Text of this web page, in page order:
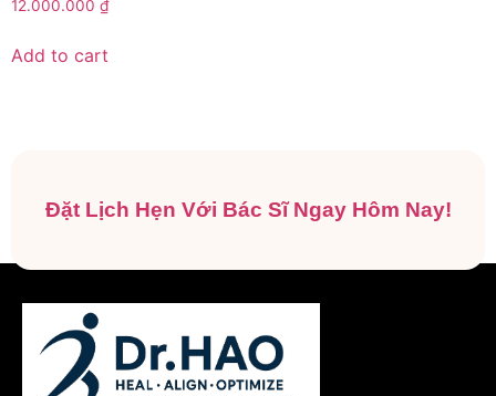
12.000.000 ₫
Add to cart
Đặt Lịch Hẹn Với Bác Sĩ Ngay Hôm Nay!